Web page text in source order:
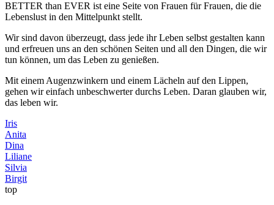
BETTER than EVER ist eine Seite von Frauen für Frauen, die die
Lebenslust in den Mittelpunkt stellt.
Wir sind davon überzeugt, dass jede ihr Leben selbst gestalten kann
und erfreuen uns an den schönen Seiten und all den Dingen, die wir
tun können, um das Leben zu genießen.
Mit einem Augenzwinkern und einem Lächeln auf den Lippen,
gehen wir einfach unbeschwerter durchs Leben. Daran glauben wir,
das leben wir.
Iris
Anita
Dina
Liliane
Silvia
Birgit
top